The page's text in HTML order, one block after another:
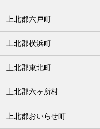
上北郡六戸町
上北郡横浜町
上北郡東北町
上北郡六ヶ所村
上北郡おいらせ町